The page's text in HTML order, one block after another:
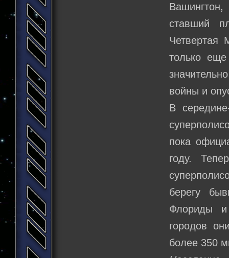
ставший
Четвертая
только
войны и
В
пока
году.
берегу
Флориды и
городов
более 350